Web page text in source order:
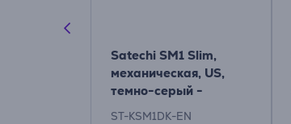
Satechi SM1 Slim,
механическая, US,
темно-серый -
Беспроводная
ST-KSM1DK-EN